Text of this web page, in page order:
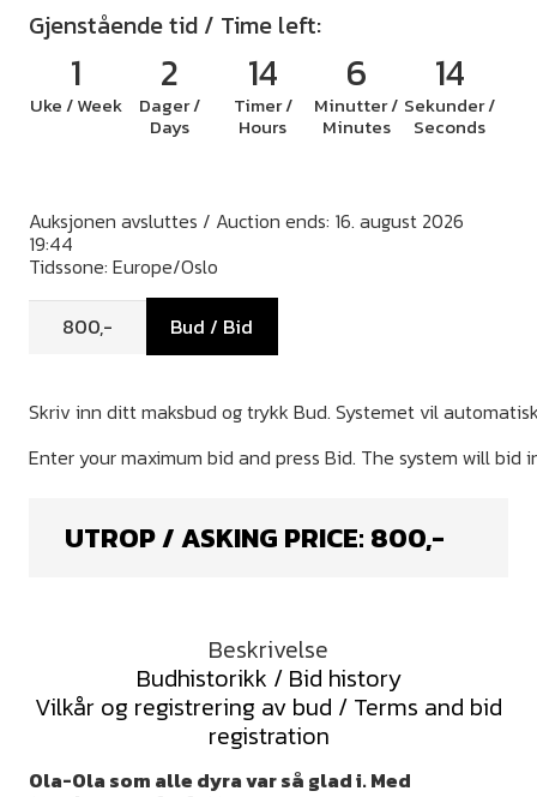
Gjenstående tid / Time left:
1
Uke / Week
2
Dager /
Days
14
Timer /
Hours
6
Minutter /
Minutes
14
Sekunder /
Seconds
Auksjonen avsluttes / Auction ends: 16. august 2026
19:44
Tidssone: Europe/Oslo
Bud / Bid
UTROP / ASKING PRICE: 800,-
Beskrivelse
Budhistorikk / Bid history
Vilkår og registrering av bud / Terms and bid
registration
Ola-Ola som alle dyra var så glad i. Med